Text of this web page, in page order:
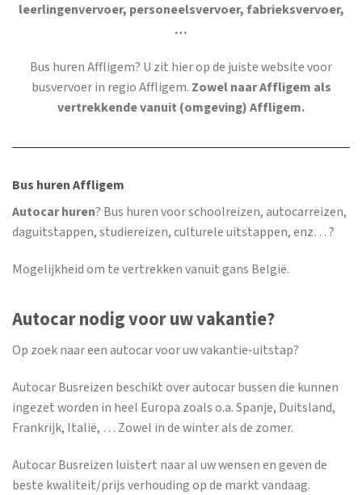
leerlingenvervoer, personeelsvervoer, fabrieksvervoer,
…
Bus huren Affligem? U zit hier op de juiste website voor
busvervoer in regio Affligem. Zowel naar Affligem als
vertrekkende vanuit (omgeving) Affligem.
Bus huren Affligem
Autocar huren? Bus huren voor schoolreizen, autocarreizen,
daguitstappen, studiereizen, culturele uitstappen, enz… ?
Mogelijkheid om te vertrekken vanuit gans België.
Autocar nodig voor uw vakantie?
Op zoek naar een autocar voor uw vakantie-uitstap?
Autocar Busreizen beschikt over autocar bussen die kunnen
ingezet worden in heel Europa zoals o.a. Spanje, Duitsland,
Frankrijk, Italië, … Zowel in de winter als de zomer.
Autocar Busreizen luistert naar al uw wensen en geven de
beste kwaliteit/prijs verhouding op de markt vandaag.